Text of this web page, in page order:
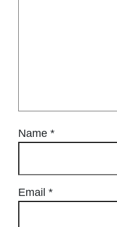
Name *
Email *